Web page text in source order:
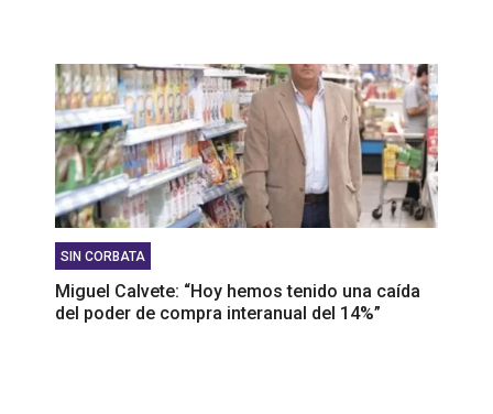
SIN CORBATA
Miguel Calvete: “Hoy hemos tenido una caída
del poder de compra interanual del 14%”